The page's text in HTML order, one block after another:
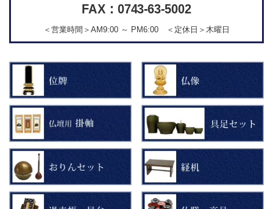
FAX：0743-63-5002
＜営業時間＞AM9:00 ～ PM6:00 ＜定休日＞木曜日